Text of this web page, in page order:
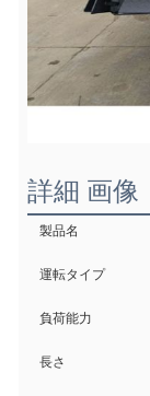
詳細 画像
製品名
運転タイプ
負荷能力
長さ